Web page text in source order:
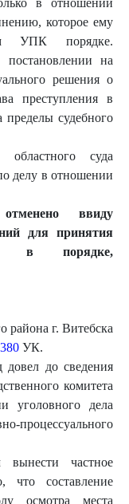
в отношении
которое ему
УПК порядке.
постановлении на
решения о
преступления в
судебного
областного суда
делу в отношении
отменено ввиду
для принятия
в порядке,
района г. Витебска
УК.
довел до сведения
комитета
уголовного дела
вынести частное
что составление
осмотра места